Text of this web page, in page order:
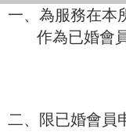
一、為服務在本
作為已婚會
二、限已婚會員